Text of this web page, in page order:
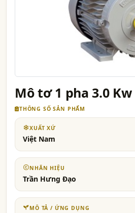
Mô tơ 1 pha 3.0 Kw
THÔNG SỐ SẢN PHẨM
XUẤT XỨ
Việt Nam
NHÃN HIỆU
Trần Hưng Đạo
MÔ TẢ / ỨNG DỤNG